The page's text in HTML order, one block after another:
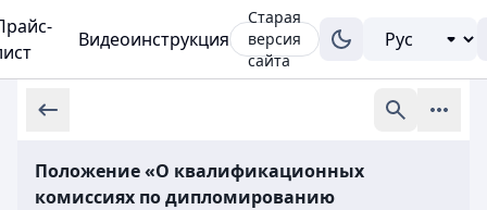
Видеоинструкция
Старая
версия
сайта
Положение «О квалификационных
комиссиях по дипломированию